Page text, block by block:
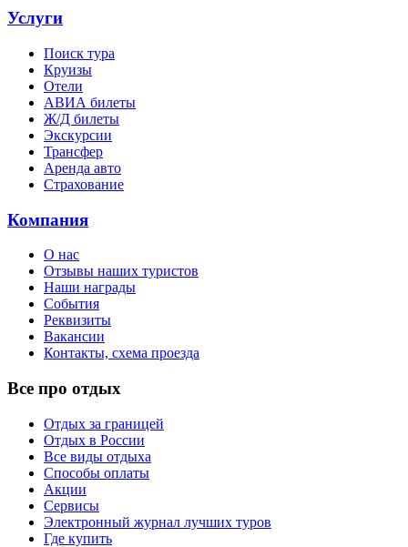
Услуги
Поиск тура
Круизы
Отели
АВИА билеты
Ж/Д билеты
Экскурсии
Трансфер
Аренда авто
Страхование
Компания
О нас
Отзывы наших туристов
Наши награды
События
Реквизиты
Вакансии
Контакты, схема проезда
Все про отдых
Отдых за границей
Отдых в России
Все виды отдыха
Способы оплаты
Акции
Сервисы
Электронный журнал лучших туров
Где купить